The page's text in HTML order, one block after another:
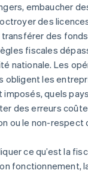
embaucher
des
des
fiscales
nationale. Les
obligent les
imposés, quels
des erreurs
ou le non-respect
ce qu’est la
fonctionnement,